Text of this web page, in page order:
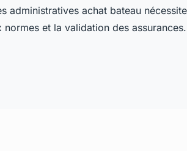
administratives achat bateau
et la validation des assurances.